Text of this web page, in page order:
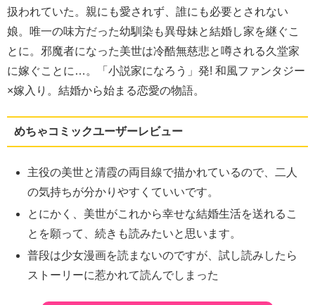
扱われていた。親にも愛されず、誰にも必要とされない
娘。唯一の味方だった幼馴染も異母妹と結婚し家を継ぐこ
とに。邪魔者になった美世は冷酷無慈悲と噂される久堂家
に嫁ぐことに…。「小説家になろう」発! 和風ファンタジー
×嫁入り。結婚から始まる恋愛の物語。
めちゃコミックユーザーレビュー
主役の美世と清霞の両目線で描かれているので、二人
の気持ちが分かりやすくていいです。
とにかく、美世がこれから幸せな結婚生活を送れるこ
とを願って、続きも読みたいと思います。
普段は少女漫画を読まないのですが、試し読みしたら
ストーリーに惹かれて読んでしまった